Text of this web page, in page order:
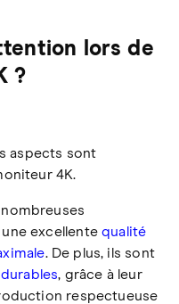
lors de
?
aspects sont
4K.
une excellentequalité
. De plus, ils sont
, grâce à leur
respectueuse